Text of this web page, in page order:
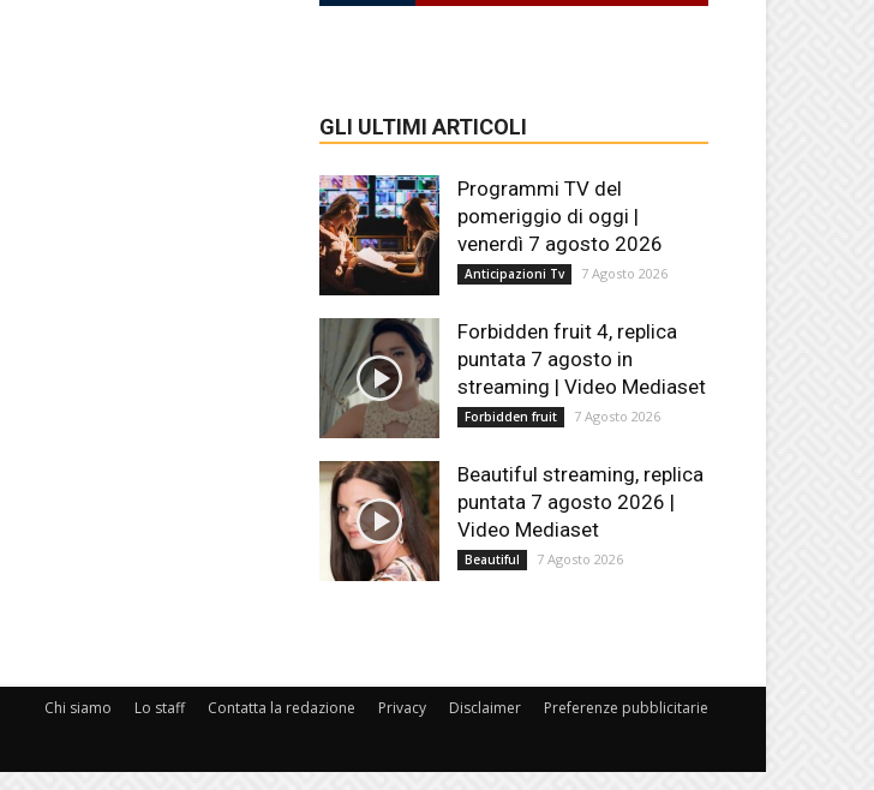
GLI ULTIMI ARTICOLI
Programmi TV del
pomeriggio di oggi |
venerdì 7 agosto 2026
Anticipazioni Tv 7 Agosto 2026
Forbidden fruit 4, replica
puntata 7 agosto in
streaming | Video Mediaset
Forbidden fruit 7 Agosto 2026
Beautiful streaming, replica
puntata 7 agosto 2026 |
Video Mediaset
Beautiful 7 Agosto 2026
Chi siamo Lo staff Contatta la redazione Privacy Disclaimer Preferenze pubblicitarie